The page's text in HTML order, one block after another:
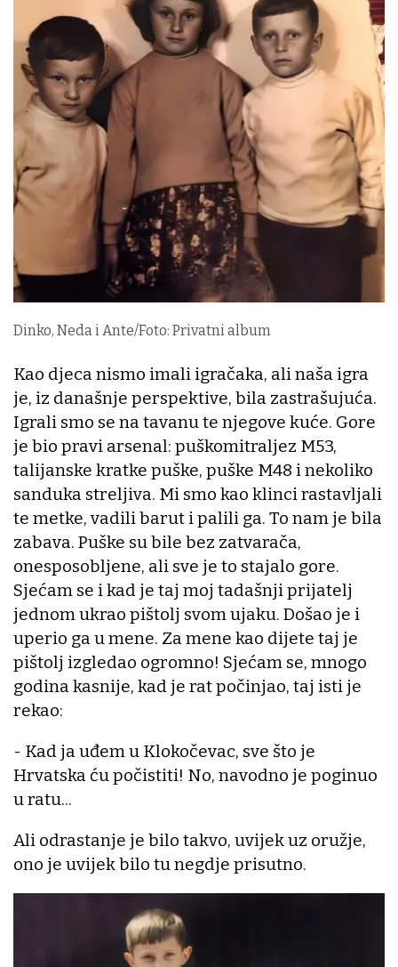
Dinko, Neda i Ante/Foto: Privatni album
Kao djeca nismo imali igračaka, ali naša igra
je, iz današnje perspektive, bila zastrašujuća.
Igrali smo se na tavanu te njegove kuće. Gore
je bio pravi arsenal: puškomitraljez M53,
talijanske kratke puške, puške M48 i nekoliko
sanduka streljiva. Mi smo kao klinci rastavljali
te metke, vadili barut i palili ga. To nam je bila
zabava. Puške su bile bez zatvarača,
onesposobljene, ali sve je to stajalo gore.
Sjećam se i kad je taj moj tadašnji prijatelj
jednom ukrao pištolj svom ujaku. Došao je i
uperio ga u mene. Za mene kao dijete taj je
pištolj izgledao ogromno! Sjećam se, mnogo
godina kasnije, kad je rat počinjao, taj isti je
rekao:
- Kad ja uđem u Klokočevac, sve što je
Hrvatska ću počistiti! No, navodno je poginuo
u ratu...
Ali odrastanje je bilo takvo, uvijek uz oružje,
ono je uvijek bilo tu negdje prisutno.